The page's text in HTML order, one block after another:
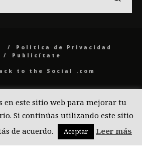
Politica de Privacidad
Publicítate
to the Social .com
en este sitio web para mejorar tu
Si continúas utilizando este sitio
de acuerdo.
Aceptar Leer más